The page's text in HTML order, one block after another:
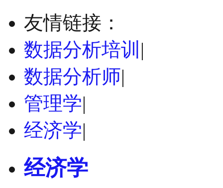
友情链接：
数据分析培训 |
数据分析师|
管理学|
经济学|
经济学